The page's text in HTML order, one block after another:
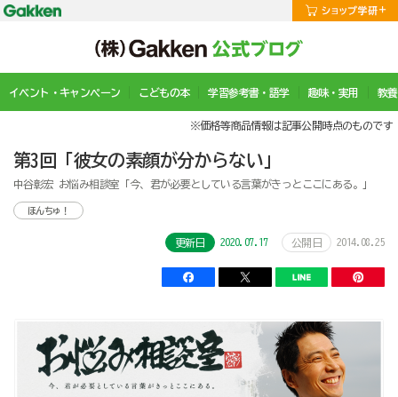
イベント・キャンペーン こどもの本 学習参考書・語学 趣味・実用 教
※価格等商品情報は記事公開時点のものです
第3回「彼女の素顔が分からない」
中谷彰宏 お悩み相談室「今、君が必要としている言葉がきっとここにある。」
ほんちゅ！
更新日 2020.07.17 公開日 2014.08.25